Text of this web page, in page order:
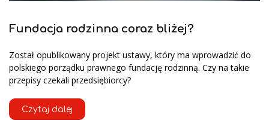
Fundacja rodzinna coraz bliżej?
Został opublikowany projekt ustawy, który ma wprowadzić do
polskiego porządku prawnego fundację rodzinną. Czy na takie
przepisy czekali przedsiębiorcy?
Czytaj dalej